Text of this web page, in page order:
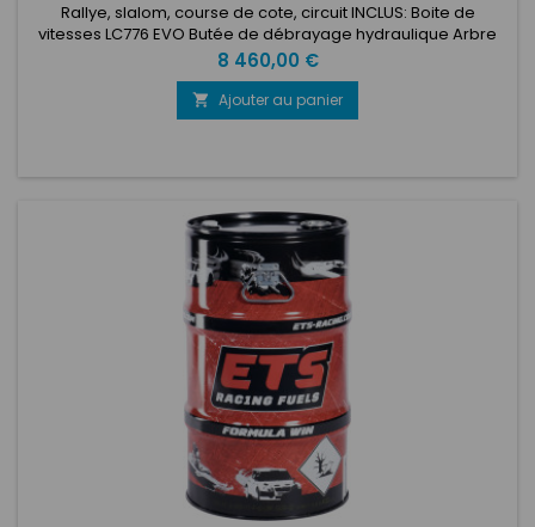
Rallye, slalom, course de cote, circuit INCLUS: Boite de
vitesses LC776 EVO Butée de débrayage hydraulique Arbre
d'embrayage Câble de déverrouillage MAR Potentiomètre
de rapport engagé Kit coupure sur boite Bouchon de
dégazage 0.3 bar EN OPTIONS SUR DEMANDE: Kit entretoise
moteur Kit durites de butée Kit levier Kit barre de commande
Prix
8 460,00 €
 Ajouter au panier